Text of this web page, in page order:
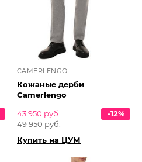
CAMERLENGO
Кожаные дерби
Camerlengo
43 950 руб.
49 950 руб.
-12%
Купить на ЦУМ